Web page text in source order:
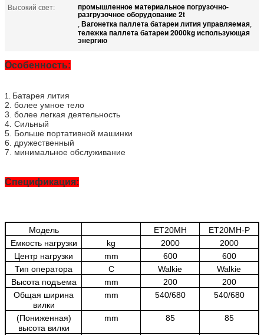
Высокий свет:
промышленное материальное погрузочно-
разгрузочное оборудование 2t
, Вагонетка паллета батареи лития управляемая,
тележка паллета батареи 2000kg использующая
энергию
Особенность:
1. Батарея лития
2. более умное тело
3. более легкая деятельность
4. Сильный
5. Больше портативной машинки
6. дружественный
7. минимальное обслуживание
Спецификация:
Модель ET20MH
ET20MH-P
Емкость нагрузки
kg 2000
2000
Центр нагрузки
mm 600
600
Тип оператора
C Walkie
Walkie
Высота подъема
mm 200
200
Общая ширина
вилки
mm 540/680 540/680
(Пониженная)
высота вилки
mm 85 85